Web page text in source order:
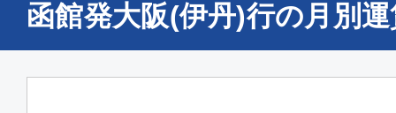
函館発大阪(伊丹)行の月別